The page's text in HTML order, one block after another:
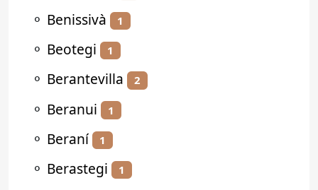
⚬ Benissivà 1
⚬ Beotegi 1
⚬ Berantevilla 2
⚬ Beranui 1
⚬ Beraní 1
⚬ Berastegi 1